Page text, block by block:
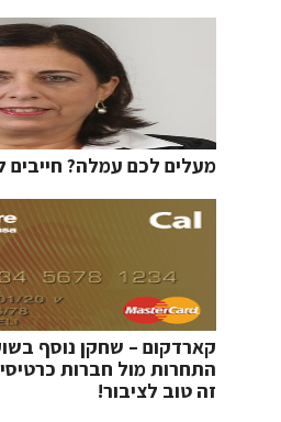
מעלים לכם עמלה? חייבים
קארדקום – שחקן נוסף
התחרות מול חברות
זה טוב לציבור!